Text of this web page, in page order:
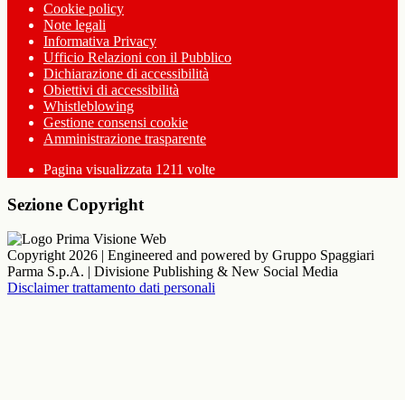
Cookie policy
Note legali
Informativa Privacy
Ufficio Relazioni con il Pubblico
Dichiarazione di accessibilità
Obiettivi di accessibilità
Whistleblowing
Gestione consensi cookie
Amministrazione trasparente
Pagina visualizzata 1211 volte
Sezione Copyright
Copyright 2026 | Engineered and powered by Gruppo Spaggiari
Parma S.p.A. | Divisione Publishing & New Social Media
Disclaimer trattamento dati personali